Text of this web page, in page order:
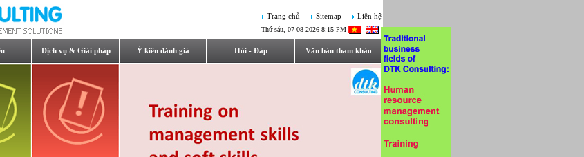
Trang chủ Sitemap Liên hệ
Thứ sáu, 07-08-2026 8:15 PM
Dịch vụ & Giải pháp Ý kiến đánh giá Hỏi - Đáp Văn bản tham khảo